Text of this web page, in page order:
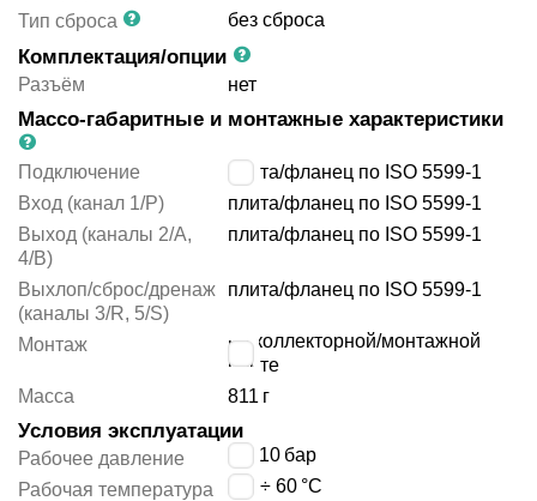
Тип сброса
без сброса
Комплектация/опции
Разъём нет
Массо-габаритные и монтажные характеристики
Подключение
плита/фланец по ISO 5599-1
Вход (канал 1/P)
плита/фланец по ISO 5599-1
Выход (каналы 2/A,
4/B)
плита/фланец по ISO 5599-1
Выхлоп/сброс/дренаж
(каналы 3/R, 5/S)
плита/фланец по ISO 5599-1
Монтаж
на коллекторной/монтажной
плите
Масса
811 г
Условия эксплуатации
Рабочее давление 1 ÷ 10 бар
Рабочая температура
-10 ÷ 60 °C